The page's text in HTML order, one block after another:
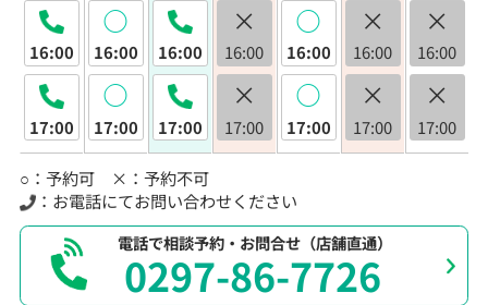
16:00
17:00
◯
16:00
◯
17:00
16:00
17:00
×
16:00
×
17:00
◯
16:00
◯
17:00
×
16:00
×
17:00
×
16:00
×
17:00
○：予約可 ×：予約不可
：お電話にてお問い合わせください
電話で相談予約・お問合せ（店舗直通）
0297-86-7726